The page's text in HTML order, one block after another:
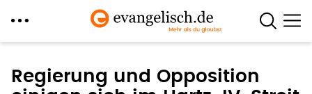
zum
Inhalt
Regierung und Opposition